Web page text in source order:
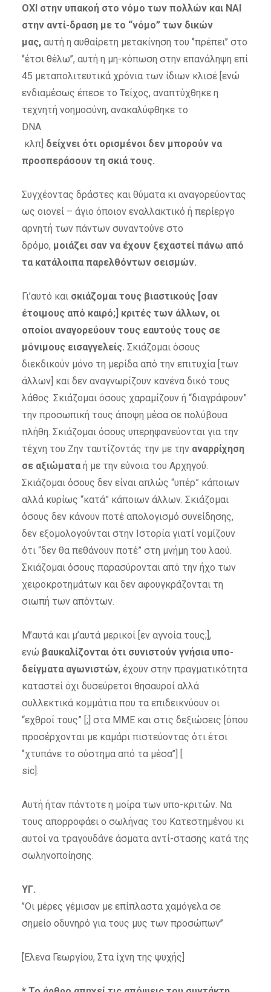
ΟΧΙ στην υπακοή στο νόμο των πολλών και ΝΑΙ
στην αντί-δραση με το “νόμο” των δικών
μας,αυτή η αυθαίρετη μετακίνηση του ‘’πρέπει’’ στο
‘’έτσι θέλω’’, αυτή η μη-κόπωση στην επανάληψη επί
45 μεταπολιτευτικά χρόνια των ίδιων κλισέ [ενώ
ενδιαμέσως έπεσε το Τείχος, αναπτύχθηκε η
τεχνητή νοημοσύνη, ανακαλύφθηκε το
DNA
κλπ] δείχνει ότι ορισμένοι δεν μπορούν να
προσπεράσουν τη σκιά τους.
Συγχέοντας δράστες και θύματα κι αναγορεύοντας
ως οιονεί – άγιο όποιον εναλλακτικό ή περίεργο
αρνητή των πάντων συναντούνε στο
δρόμο, μοιάζει σαν να έχουν ξεχαστεί πάνω από
τα κατάλοιπα παρελθόντων σεισμών.
Γι’αυτό καισκιάζομαι τους βιαστικούς [σαν
έτοιμους από καιρό;] κριτές των άλλων, οι
οποίοι αναγορεύουν τους εαυτούς τους σε
μόνιμους εισαγγελείς. Σκιάζομαι όσους
διεκδικούν μόνο τη μερίδα από την επιτυχία [των
άλλων] και δεν αναγνωρίζουν κανένα δικό τους
λάθος. Σκιάζομαι όσους χαραμίζουν ή “διαγράφουν”
την προσωπική τους άποψη μέσα σε πολύβουα
πλήθη. Σκιάζομαι όσους υπερηφανεύονται για την
τέχνη του Ζην ταυτίζοντάς την με την αναρρίχηση
σε αξιώματαή με την εύνοια του Αρχηγού.
Σκιάζομαι όσους δεν είναι απλώς “υπέρ” κάποιων
αλλά κυρίως “κατά” κάποιων άλλων. Σκιάζομαι
όσους δεν κάνουν ποτέ απολογισμό συνείδησης,
δεν εξομολογούνται στην Ιστορία γιατί νομίζουν
ότι “δεν θα πεθάνουν ποτέ” στη μνήμη του λαού.
Σκιάζομαι όσους παρασύρονται από την ήχο των
χειροκροτημάτων και δεν αφουγκράζονται τη
σιωπή των απόντων.
Μ’αυτά και μ’αυτά μερικοί [εν αγνοία τους;],
ενώ βαυκαλίζονται ότι συνιστούν γνήσια υπο-
δείγματα αγωνιστών, έχουν στην πραγματικότητα
καταστεί όχι δυσεύρετοι θησαυροί αλλά
συλλεκτικά κομμάτια που τα επιδεικνύουν οι
“εχθροί τους” [;] στα ΜΜΕ και στις δεξιώσεις [όπου
προσέρχονται με καμάρι πιστεύοντας ότι έτσι
‘’χτυπάνε το σύστημα από τα μέσα’’] [
sic].
Αυτή ήταν πάντοτε η μοίρα των υπο-κριτών. Να
τους απορροφάει ο σωλήνας του Κατεστημένου κι
αυτοί να τραγουδάνε άσματα αντί-στασης κατά της
σωληνοποίησης.
ΥΓ.
’’Οι μέρες γέμισαν με επίπλαστα χαμόγελα σε
σημείο οδυνηρό για τους μυς των προσώπων’’
[Έλενα Γεωργίου, Στα ίχνη της ψυχής]